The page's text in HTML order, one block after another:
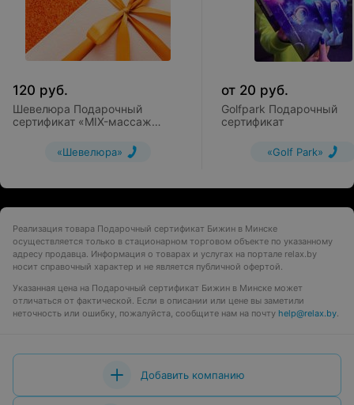
120 руб.
Шевелюра Подарочный
сертификат «MIX-массаж
«Шевелюра»
от 20 руб.
Golfpark Подарочный
сертификат
«Golf Park»
Реализация товара Подарочный сертификат Бижин в Минске
осуществляется только в стационарном торговом объекте по указанному
адресу продавца. Информация о товарах и услугах на портале relax.by
носит справочный характер и не является публичной офертой.
Указанная цена на Подарочный сертификат Бижин в Минске может
отличаться от фактической. Если в описании или цене вы заметили
неточность или ошибку, пожалуйста, сообщите нам на почту help@relax.by.
Добавить компанию